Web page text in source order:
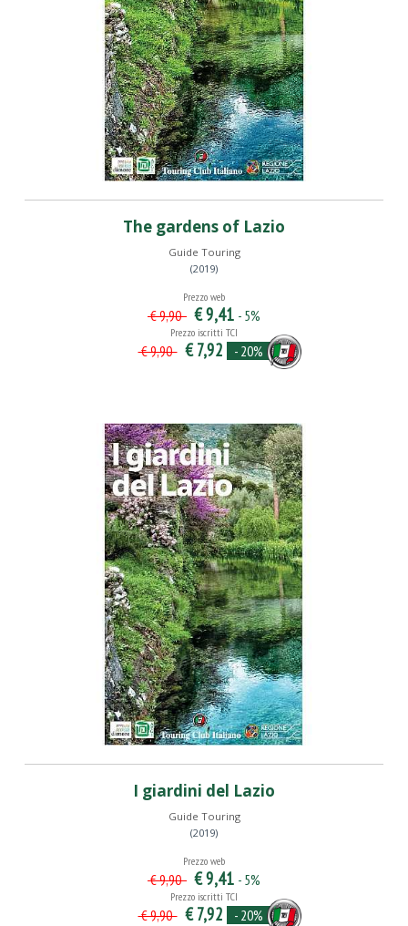
The gardens of Lazio
Guide Touring
(2019)
Prezzo web
€ 9,90 € 9,41 - 5%
Prezzo iscritti TCI
€ 9,90 € 7,92 - 20%
I giardini del Lazio
Guide Touring
(2019)
Prezzo web
€ 9,90 € 9,41 - 5%
Prezzo iscritti TCI
€ 9,90 € 7,92 - 20%